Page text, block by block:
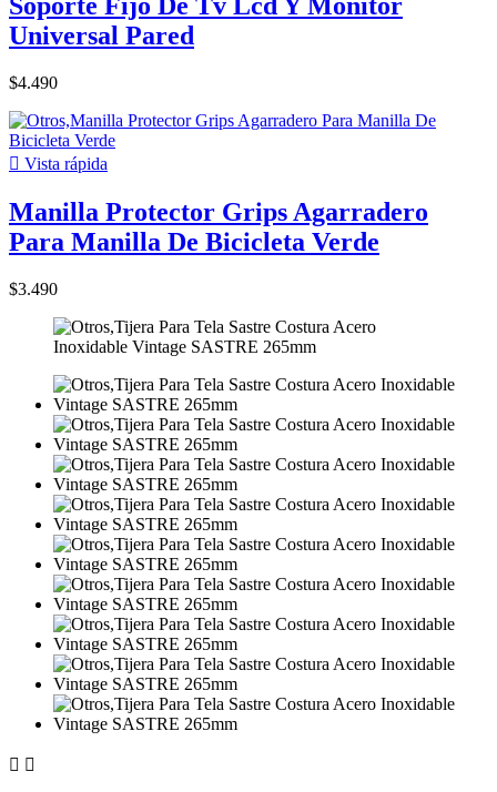
Universal Pared
$4.490
 Vista rápida
Manilla Protector Grips Agarradero
Para Manilla De Bicicleta Verde
$3.490
 